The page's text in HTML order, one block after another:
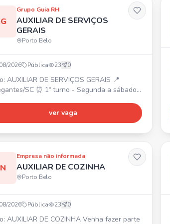
para trabalho e
Grupo Guia RH
AUXILIAR DE SERVIÇOS
GERAIS
Porto Belo
2026 Pública 23 0
AUXILIAR DE SERVIÇOS GERAIS 📍
SC ⏰ 1º turno - Segunda a sábado,
dia + VT + Cesta Básica R$220 + Prêmio
+ Alimentação na empresa. 📝
e externas, coleta e descarte
ver vaga
Empresa não informada
AUXILIAR DE COZINHA
Porto Belo
2026 Pública 23 0
DE COZINHA Venha fazer parte